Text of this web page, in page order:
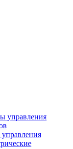
управления